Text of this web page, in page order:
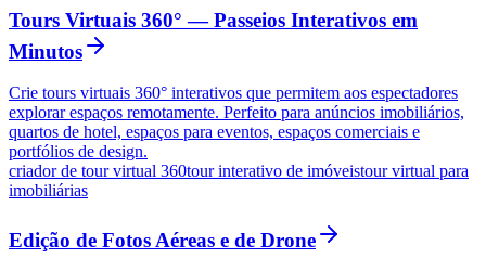
Tours Virtuais 360° — Passeios Interativos em
Minutos
Crie tours virtuais 360° interativos que permitem aos espectadores
explorar espaços remotamente. Perfeito para anúncios imobiliários,
quartos de hotel, espaços para eventos, espaços comerciais e
portfólios de design.
criador de tour virtual 360tour interativo de imóveistour virtual para
imobiliárias
Edição de Fotos Aéreas e de Drone